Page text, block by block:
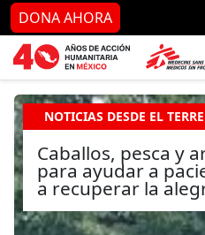
Ir al contenido principal
DONA AHORA
NOTICIAS DESDE EL
Caballos, pesca y
para ayudar a
a recuperar la